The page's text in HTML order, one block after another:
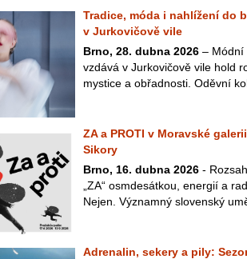
Tradice, móda i nahlížení do
v Jurkovičově vile
Brno, 28. dubna 2026 – Módní
vzdává v Jurkovičově vile hold
mystice a obřadnosti. Oděvní
ZA a PROTI v Moravské
Sikory
Brno, 16. dubna 2026 -
„ZA“ osmdesátkou, energií a
Nejen. Významný slovenský
Adrenalin, sekery a pily: